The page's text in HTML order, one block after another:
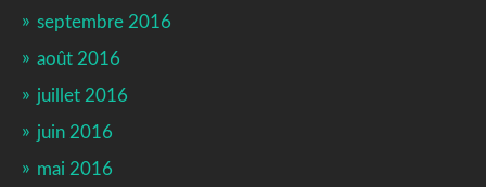
septembre 2016
août 2016
juillet 2016
juin 2016
mai 2016